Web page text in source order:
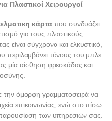
Πλαστικοί Χειρουργοί
κάρτα που συνδυάζει
για τους πλαστικούς
είναι σύγχρονο και ελκυστικό,
περιλαμβάνει τόνους του μπλε
μία αίσθηση φρεσκάδας και
την όμορφη γραμματοσειρά να
επικοινωνίας, ενώ στο πίσω
των υπηρεσιών σας.